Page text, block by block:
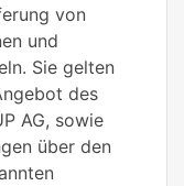
von
und
Sie gelten
des
AG, sowie
über den